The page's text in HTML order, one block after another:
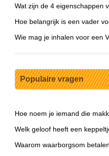
Wat zijn de 4 eigenschappen
Hoe belangrijk is een vader
Wie mag je inhalen voor een
Populaire vragen
Hoe noem je iemand die
Welk geloof heeft een
Waarom waarborgsom